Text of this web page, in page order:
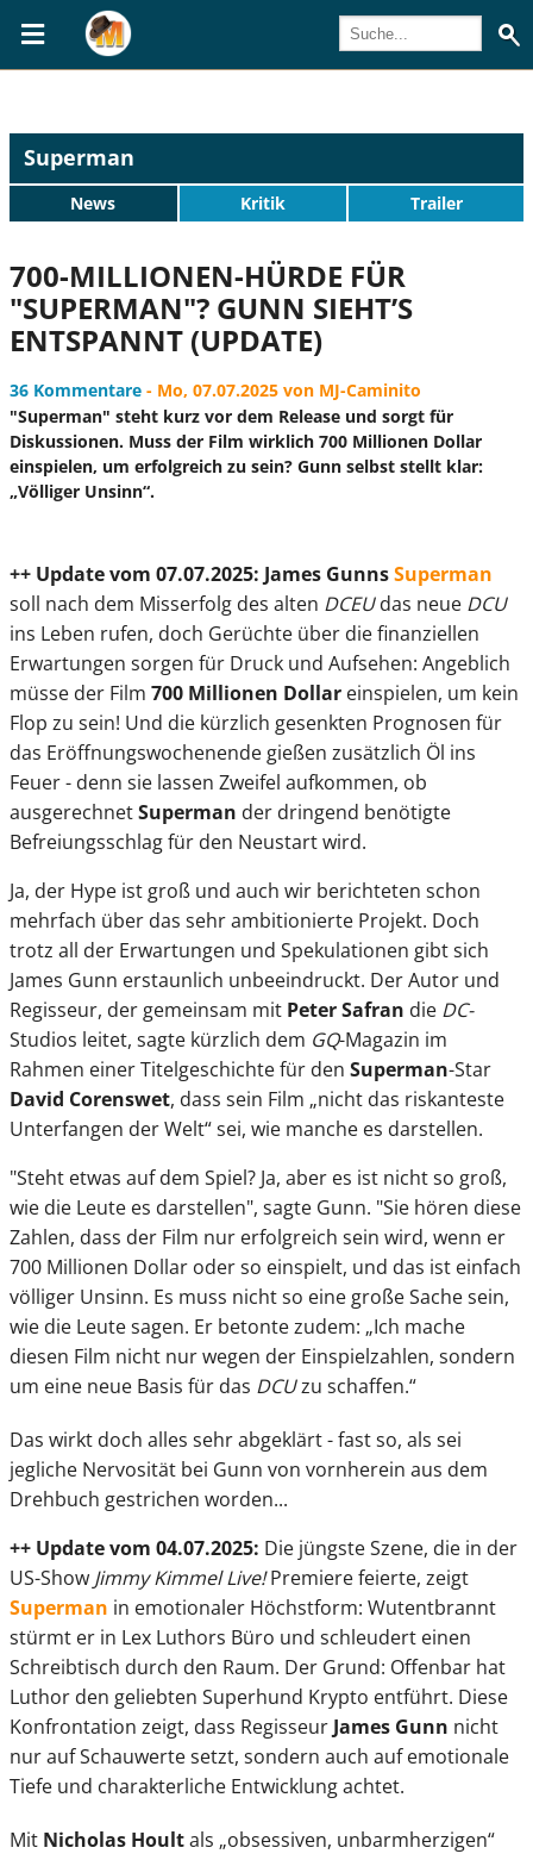
Superman
News Kritik Trailer
700-MILLIONEN-HÜRDE FÜR
"SUPERMAN"? GUNN SIEHT’S
ENTSPANNT (UPDATE)
36 Kommentare - Mo, 07.07.2025 von MJ-Caminito
"Superman" steht kurz vor dem Release und sorgt für
Diskussionen. Muss der Film wirklich 700 Millionen Dollar
einspielen, um erfolgreich zu sein? Gunn selbst stellt klar:
„Völliger Unsinn“.
++ Update vom 07.07.2025: James GunnsSuperman
soll nach dem Misserfolg des alten DCEUdas neue DCU
ins Leben rufen, doch Gerüchte über die finanziellen
Erwartungen sorgen für Druck und Aufsehen: Angeblich
müsse der Film 700 Millionen Dollar einspielen, um kein
Flop zu sein! Und die kürzlich gesenkten Prognosen für
das Eröffnungswochenende gießen zusätzlich Öl ins
Feuer - denn sie lassen Zweifel aufkommen, ob
ausgerechnetSuperman der dringend benötigte
Befreiungsschlag für den Neustart wird.
Ja, der Hype ist groß und auch wir berichteten schon
mehrfach über das sehr ambitionierte Projekt. Doch
trotz all der Erwartungen und Spekulationen gibt sich
James Gunn erstaunlich unbeeindruckt. Der Autor und
Regisseur, der gemeinsam mit Peter Safran die DC-
Studios leitet, sagte kürzlich dem GQ-Magazin im
Rahmen einer Titelgeschichte für den Superman-Star
David Corenswet, dass sein Film „nicht das riskanteste
Unterfangen der Welt“ sei, wie manche es darstellen.
"Steht etwas auf dem Spiel? Ja, aber es ist nicht so groß,
wie die Leute es darstellen", sagte Gunn. "Sie hören diese
Zahlen, dass der Film nur erfolgreich sein wird, wenn er
700 Millionen Dollar oder so einspielt, und das ist einfach
völliger Unsinn. Es muss nicht so eine große Sache sein,
wie die Leute sagen. Er betonte zudem: „Ich mache
diesen Film nicht nur wegen der Einspielzahlen, sondern
um eine neue Basis für das DCUzu schaffen.“
Das wirkt doch alles sehr abgeklärt - fast so, als sei
jegliche Nervosität bei Gunn von vornherein aus dem
Drehbuch gestrichen worden...
++ Update vom 04.07.2025: Die jüngste Szene, die in der
US-Show Jimmy Kimmel Live!Premiere feierte, zeigt
Superman in emotionaler Höchstform: Wutentbrannt
stürmt er in Lex Luthors Büro und schleudert einen
Schreibtisch durch den Raum. Der Grund: Offenbar hat
Luthor den geliebten Superhund Krypto entführt. Diese
Konfrontation zeigt, dass Regisseur James Gunn nicht
nur auf Schauwerte setzt, sondern auch auf emotionale
Tiefe und charakterliche Entwicklung achtet.
Mit Nicholas Houltals „obsessiven, unbarmherzigen“